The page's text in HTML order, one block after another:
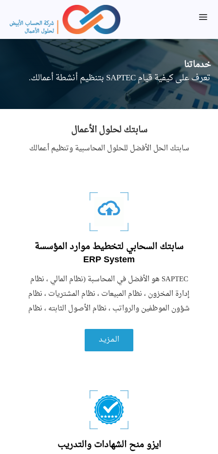
خدماتنا
تعرف على كيفية قيام SAPTEC بتنظيم أنشطة أعمالك.
سابتك لحلول الأعمال
سابتك الحل الأفضل للحلول المحاسبية وتنظيم أعمالك
سابتك السحابي لتخطيط موارد المؤسسة
ERP System
SAPTEC هو الأفضل في المحاسبة (نظام المالي ، نظام
إدارة المخزون ، نظام المبيعات ، نظام المشتريات ، نظام
شؤون الموظفين والرواتب ، نظام الأصول الثابته ، نظام
الـمـزيـد
ايزو منح الشهادات والتدريب